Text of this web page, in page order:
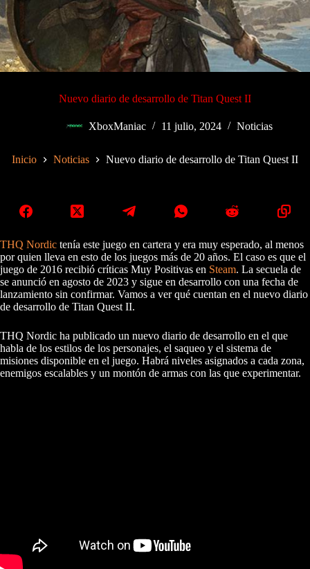
Nuevo diario de desarrollo de Titan Quest II
XboxManiac 11 julio, 2024 Noticias
Inicio Noticias Nuevo diario de desarrollo de Titan Quest II
THQ Nordic tenía este juego en cartera y era muy esperado, al menos
por quien lleva en esto de los juegos más de 20 años. El caso es que el
juego de 2016 recibió críticas Muy Positivas en Steam. La secuela de
se anunció en agosto de 2023 y sigue en desarrollo con una fecha de
lanzamiento sin confirmar. Vamos a ver qué cuentan en el nuevo diario
de desarrollo de Titan Quest II.
THQ Nordic ha publicado un nuevo diario de desarrollo en el que
habla de los estilos de los personajes, el saqueo y el sistema de
misiones disponible en el juego. Habrá niveles asignados a cada zona,
enemigos escalables y un montón de armas con las que experimentar.